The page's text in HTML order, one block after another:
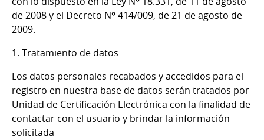
de 2008 y el Decreto Nº 414/009, de 21 de agosto de
2009.
1. Tratamiento de datos
Los datos personales recabados y accedidos para el
registro en nuestra base de datos serán tratados por
Unidad de Certificación Electrónica con la finalidad de
contactar con el usuario y brindar la información
solicitada